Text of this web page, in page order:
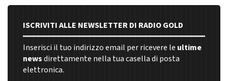
ISCRIVITI ALLE NEWSLETTER DI RADIO GOLD
Inserisci il tuo indirizzo email per ricevere le ultime
newsdirettamente nella tua casella di posta
elettronica.